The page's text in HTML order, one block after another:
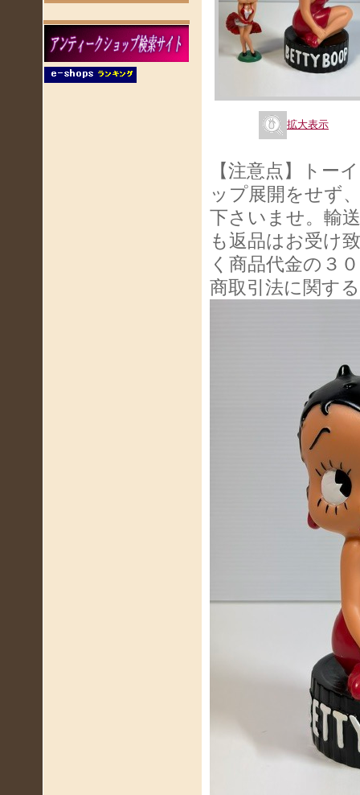
拡大表示
【注意点】トー
ップ展開をせず
下さいませ。輸
も返品はお受け
く商品代金の３
商取引法に関す